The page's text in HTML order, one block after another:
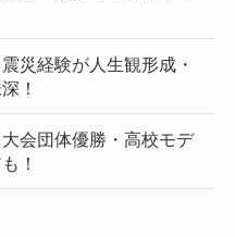
災経験が人生観形成・
！
会団体優勝・高校モデ
！